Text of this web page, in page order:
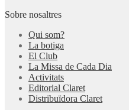
Sobre nosaltres
Qui som?
La botiga
El Club
La Missa de Cada Dia
Activitats
Editorial Claret
Distribuïdora Claret